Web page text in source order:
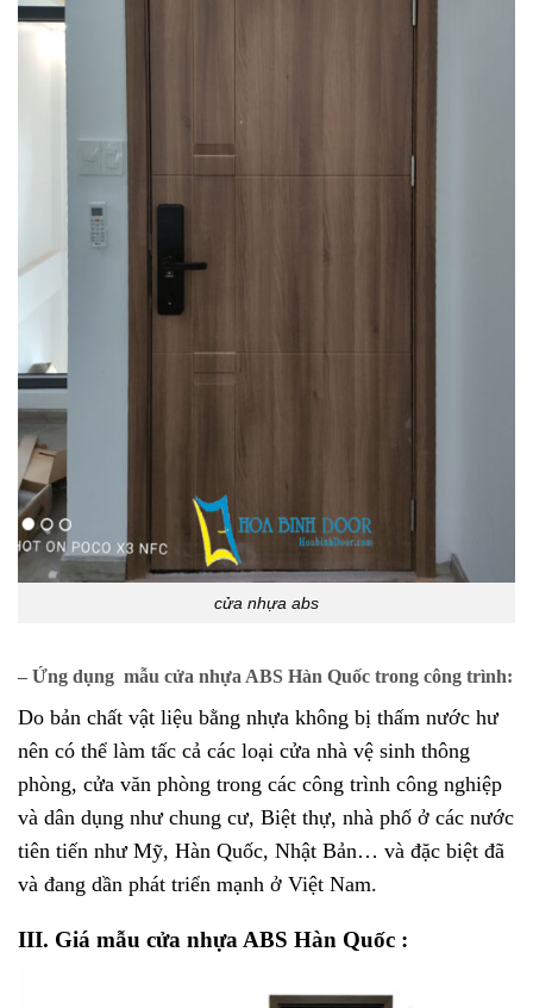
cửa nhựa abs
– Ứng dụng mẫu cửa nhựa ABS Hàn Quốc trong công trình:
Do bản chất vật liệu bằng nhựa không bị thấm nước hư
nên có thể làm tấc cả các loại cửa nhà vệ sinh thông
phòng, cửa văn phòng trong các công trình công nghiệp
và dân dụng như chung cư, Biệt thự, nhà phố ở các nước
tiên tiến như Mỹ, Hàn Quốc, Nhật Bản… và đặc biệt đã
và đang dần phát triển mạnh ở Việt Nam.
III. Giá mẫu cửa nhựa ABS Hàn Quốc :